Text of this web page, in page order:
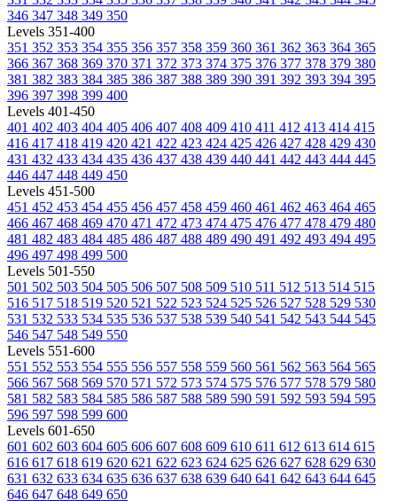
346 347 348 349 350
Levels 351-400
351 352 353 354 355 356 357 358 359 360 361 362 363 364 365
366 367 368 369 370 371 372 373 374 375 376 377 378 379 380
381 382 383 384 385 386 387 388 389 390 391 392 393 394 395
396 397 398 399 400
Levels 401-450
401 402 403 404 405 406 407 408 409 410 411 412 413 414 415
416 417 418 419 420 421 422 423 424 425 426 427 428 429 430
431 432 433 434 435 436 437 438 439 440 441 442 443 444 445
446 447 448 449 450
Levels 451-500
451 452 453 454 455 456 457 458 459 460 461 462 463 464 465
466 467 468 469 470 471 472 473 474 475 476 477 478 479 480
481 482 483 484 485 486 487 488 489 490 491 492 493 494 495
496 497 498 499 500
Levels 501-550
501 502 503 504 505 506 507 508 509 510 511 512 513 514 515
516 517 518 519 520 521 522 523 524 525 526 527 528 529 530
531 532 533 534 535 536 537 538 539 540 541 542 543 544 545
546 547 548 549 550
Levels 551-600
551 552 553 554 555 556 557 558 559 560 561 562 563 564 565
566 567 568 569 570 571 572 573 574 575 576 577 578 579 580
581 582 583 584 585 586 587 588 589 590 591 592 593 594 595
596 597 598 599 600
Levels 601-650
601 602 603 604 605 606 607 608 609 610 611 612 613 614 615
616 617 618 619 620 621 622 623 624 625 626 627 628 629 630
631 632 633 634 635 636 637 638 639 640 641 642 643 644 645
646 647 648 649 650